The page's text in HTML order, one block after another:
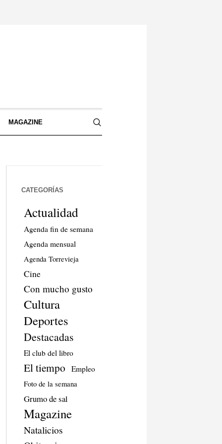
MAGAZINE
CATEGORÍAS
Actualidad
Agenda fin de semana
Agenda mensual
Agenda Torrevieja
Cine
Con mucho gusto
Cultura
Deportes
Destacadas
El club del libro
El tiempo Empleo
Foto de la semana
Grumo de sal
Magazine
Natalicios